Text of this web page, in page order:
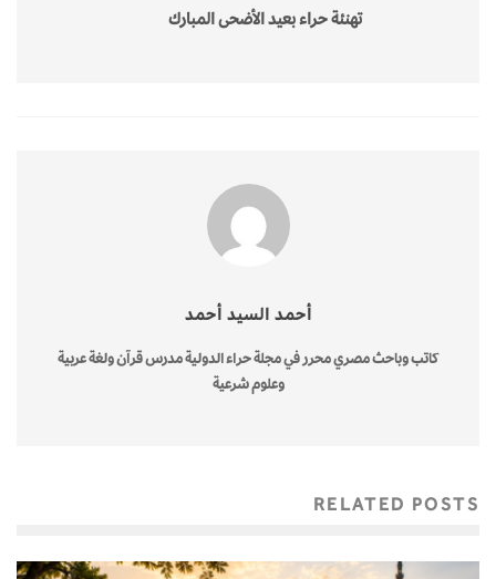
تهنئة حراء بعيد الأضحى المبارك
أحمد السيد أحمد
كاتب وباحث مصري محرر في مجلة حراء الدولية مدرس قرآن ولغة عربية
وعلوم شرعية
RELATED POSTS